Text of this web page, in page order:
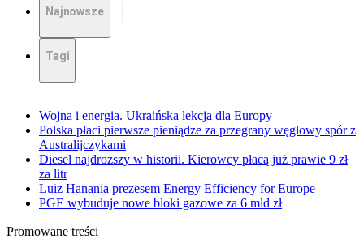
Najnowsze
Tagi
Wojna i energia. Ukraińska lekcja dla Europy
Polska płaci pierwsze pieniądze za przegrany węglowy spór z
Australijczykami
Diesel najdroższy w historii. Kierowcy płacą już prawie 9 zł
za litr
Luiz Hanania prezesem Energy Efficiency for Europe
PGE wybuduje nowe bloki gazowe za 6 mld zł
Promowane treści